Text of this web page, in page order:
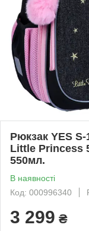
Рюкзак YES
Little Princess
550мл.
В наявності
Код: 000996340
3 299 ₴